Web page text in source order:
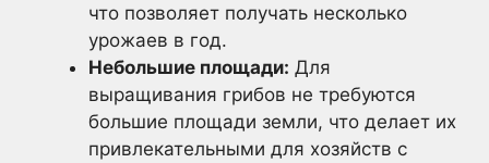
что позволяет получать несколько
урожаев в год.
Небольшие площади: Для
выращивания грибов не требуются
большие площади земли, что делает их
привлекательными для хозяйств с